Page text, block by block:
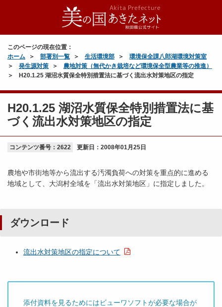
このページの現在位置：
ホーム
部署別一覧 生活環境部
環境保全課八郎湖環境対策室
発生源対策
農地対策（無代かき栽培など環境保全型農業等の推進）
H20.1.25 湖沼水質保全特別措置法に基づく流出水対策地区の指定
H20.1.25 湖沼水質保全特別措置法に基
づく流出水対策地区の指定
コンテンツ番号：2622 更新日： 2008年01月25日
農地や市街地等から流出する汚濁負荷への対策を重点的に進める
地域として、大潟村全域を「流出水対策地区」に指定しました。
ダウンロード
流出水対策地区の指定について
添付資料を見るためにはビューワソフトが必要な場合が